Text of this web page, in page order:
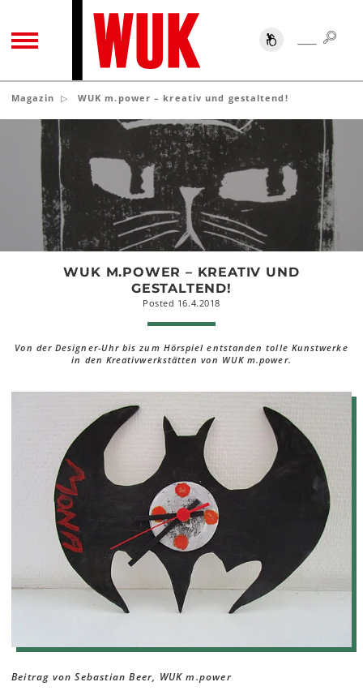
TOGGLE NAVIGATION SUCHE
Magazin WUK m.power – kreativ und gestaltend!
WUK
m.power
kreativ
gestaltend!
WUK M.POWER – KREATIV UND
GESTALTEND!
Posted 16.4.2018
Von der Designer-Uhr bis zum Hörspiel entstanden tolle Kunstwerke
in den Kreativwerkstätten von WUK m.power.
Beitrag von Sebastian Beer, WUK m.power